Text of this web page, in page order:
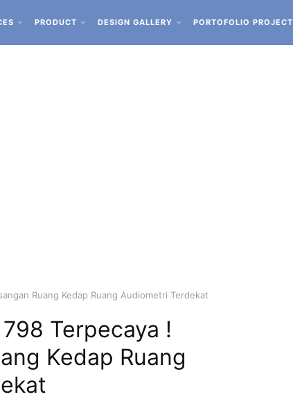
PRODUCT DESIGN GALLERY PORTOFOLIO PROJECT
Ruang Kedap Ruang Audiometri Terdekat
Terpecaya !
Kedap Ruang